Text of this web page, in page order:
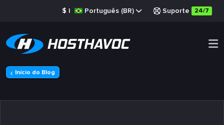
$ | Português (BR) Suporte 24/7
Início do Blog